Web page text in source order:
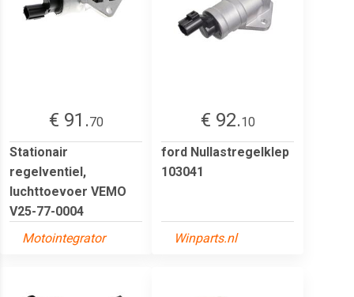
€ 91.70
Stationair
regelventiel,
luchttoevoer VEMO
V25-77-0004
Motointegrator
€ 92.10
ford Nullastregelklep
103041
Winparts.nl